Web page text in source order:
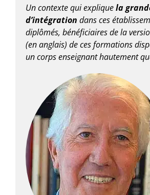
Un contexte qui expliquela
d’intégration dans ces
diplômés, bénéficiaires de la
(en anglais) de ces formations
un corps enseignant hautement